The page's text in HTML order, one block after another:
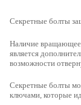
Cекретные болты
Наличие
является
возможности
Секретные болты
ключами, которые